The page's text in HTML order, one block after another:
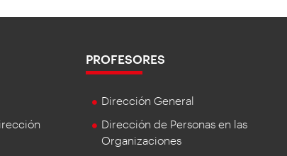
PROFESORES
Dirección General
Dirección de Personas en las
Organizaciones